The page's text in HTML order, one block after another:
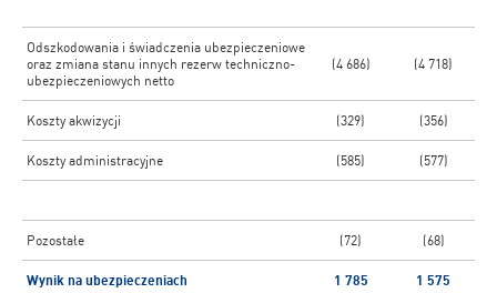
Odszkodowania i świadczenia ubezpieczeniowe
oraz zmiana stanu innych rezerw techniczno-
ubezpieczeniowych netto
(4 686) (4 718)
Koszty akwizycji (329) (356)
Koszty administracyjne (585) (577)
Pozostałe (72) (68)
Wynik na ubezpieczeniach 1 785 1 575